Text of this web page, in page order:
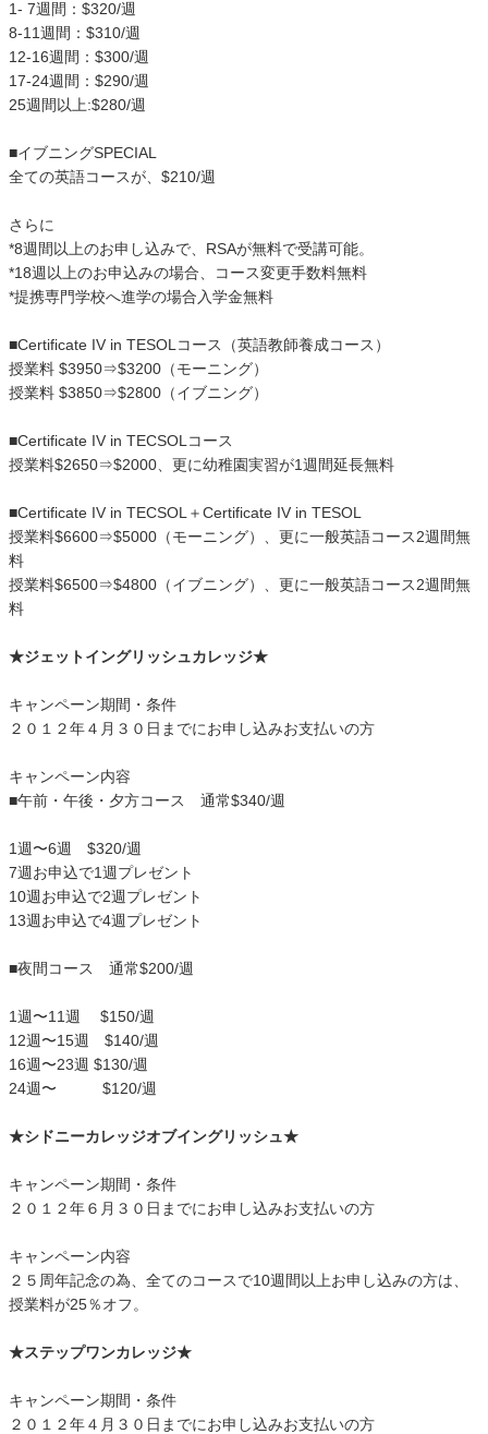
1- 7週間：$320/週
8-11週間：$310/週
12-16週間：$300/週
17-24週間：$290/週
25週間以上:$280/週
■イブニングSPECIAL
全ての英語コースが、$210/週
さらに
*8週間以上のお申し込みで、RSAが無料で受講可能。
*18週以上のお申込みの場合、コース変更手数料無料
*提携専門学校へ進学の場合入学金無料
■Certificate IV in TESOLコース（英語教師養成コース）
授業料 $3950⇒$3200（モーニング）
授業料 $3850⇒$2800（イブニング）
■Certificate IV in TECSOLコース
授業料$2650⇒$2000、更に幼稚園実習が1週間延長無料
■Certificate IV in TECSOL＋Certificate IV in TESOL
授業料$6600⇒$5000（モーニング）、更に一般英語コース2週間無
料
授業料$6500⇒$4800（イブニング）、更に一般英語コース2週間無
料
★ジェットイングリッシュカレッジ★
キャンペーン期間・条件
２０１２年４月３０日までにお申し込みお支払いの方
キャンペーン内容
■午前・午後・夕方コース 通常$340/週
1週〜6週 $320/週
7週お申込で1週プレゼント
10週お申込で2週プレゼント
13週お申込で4週プレゼント
■夜間コース 通常$200/週
1週〜11週 $150/週
12週〜15週 $140/週
16週〜23週 $130/週
24週〜 $120/週
★シドニーカレッジオブイングリッシュ★
キャンペーン期間・条件
２０１２年６月３０日までにお申し込みお支払いの方
キャンペーン内容
２５周年記念の為、全てのコースで10週間以上お申し込みの方は、
授業料が25％オフ。
★ステップワンカレッジ★
キャンペーン期間・条件
２０１２年４月３０日までにお申し込みお支払いの方